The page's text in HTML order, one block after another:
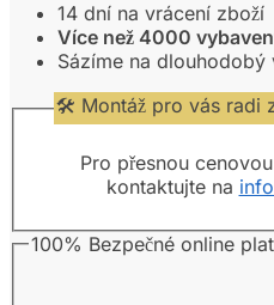
14 dní na vrácení zboží
Více než 4000
Sázíme na dlouhodobý
🛠️ Montáž pro vás radi
Pro přesnou
kontaktujte na
100% Bezpečné online